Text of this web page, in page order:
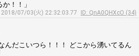
！！」
2018/07/03(火) 22:32:03.77
ID: QnA0QHXcO (34)
んだこいつら！！！ どこから湧いてるん